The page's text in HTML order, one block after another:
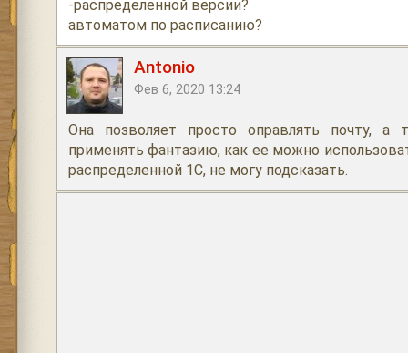
-распределенной версии?
автоматом по расписанию?
Antonio
Фев 6, 2020 13:24
Она позволяет просто оправлять почту, а
применять фантазию, как ее можно
распределенной 1С, не могу подсказать.